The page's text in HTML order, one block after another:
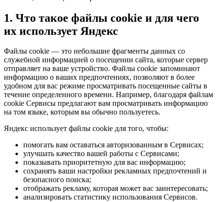
1. Что такое файлы cookie и для чего
их использует Яндекс
Файлы cookie — это небольшие фрагменты данных со
служебной информацией о посещении сайта, которые сервер
отправляет на ваше устройство. Файлы cookie запоминают
информацию о ваших предпочтениях, позволяют в более
удобном для вас режиме просматривать посещенные сайты в
течение определенного времени. Например, благодаря файлам
cookie Сервисы предлагают вам просматривать информацию
на том языке, которым вы обычно пользуетесь.
Яндекс использует файлы cookie для того, чтобы:
помогать вам оставаться авторизованным в Сервисах;
улучшать качество вашей работы с Сервисами;
показывать приоритетную для вас информацию;
сохранять ваши настройки рекламных предпочтений и
безопасного поиска;
отображать рекламу, которая может вас заинтересовать;
анализировать статистику использования Сервисов.